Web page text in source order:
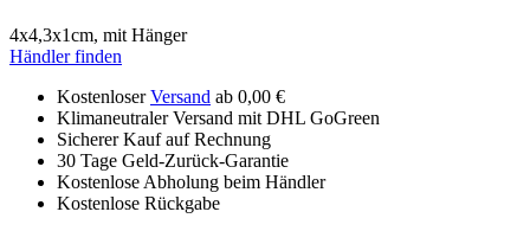
4x4,3x1cm, mit Hänger
Händler finden
KostenloserVersand ab 0,00 €
Klimaneutraler Versand mit DHL GoGreen
Sicherer Kauf auf Rechnung
30 Tage Geld-Zurück-Garantie
Kostenlose Abholung beim Händler
Kostenlose Rückgabe